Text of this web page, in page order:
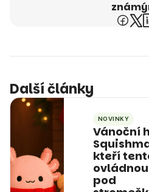
Další články
NOVINKY
Vánoční
kteří
pod